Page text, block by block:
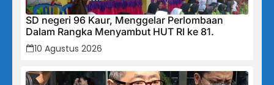
SD negeri 96 Kaur, Menggelar Perlombaan
Dalam Rangka Menyambut HUT RI ke 81.
10 Agustus 2026